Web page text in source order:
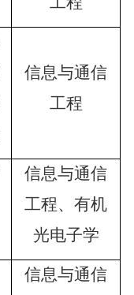
信息与通信
工程
信息与通信
工程、有机
光电子学
信息与通信